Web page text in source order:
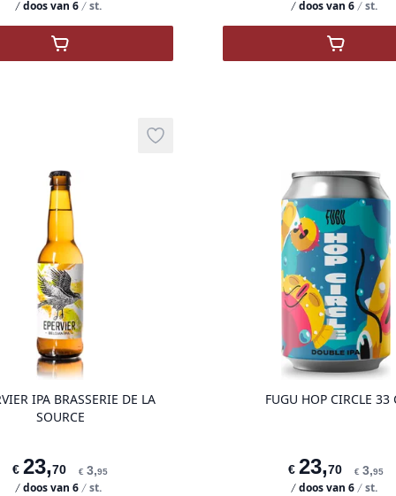
doos van 6 st.
,
doos van 6 st.
,
IPA BRASSERIE DE LA
SOURCE
€ 23,70
doos van 6
€ 3,95
st.
Add to wishlist
product variant items in cart, view bag
FUGU HOP CIRCLE 33
€ 23,70
doos van 6
€ 3,95
st.